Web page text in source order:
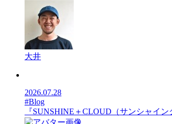
大井
2026.07.28
#Blog
『SUNSHINE＋CLOUD（サンシャイ